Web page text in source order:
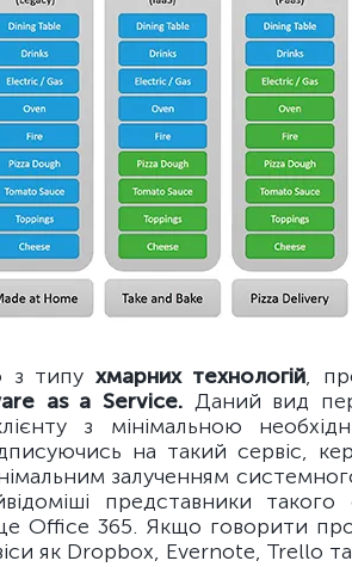
з типу хмарних технологій,
as a Service. Даний вид
з мінімальною
на такий сервіс,
залученням
представники
Office 365. Якщо говорити про
як Dropbox, Evernote, Trello та